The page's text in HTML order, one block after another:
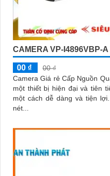
CAMERA VP-I4896VBP-
00 ₫
00 ₫
Camera Giá rẻ Cấp Nguồn
một thiết bị hiện đại và tiên
một cách dễ dàng và tiện lợi. Với chất lượng hình ảnh sắc
nét...